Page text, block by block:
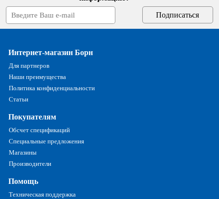
Интернет-магазин Борн
Для партнеров
Наши преимущества
Политика конфиденциальности
Статьи
Покупателям
Обсчет спецификаций
Специальные предложения
Магазины
Производители
Помощь
Техническая поддержка